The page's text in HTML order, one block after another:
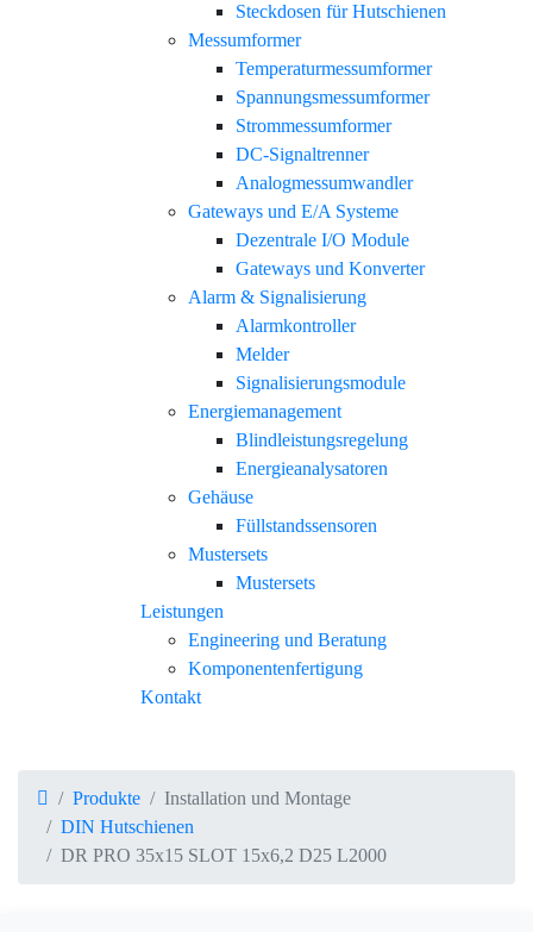
Steckdosen für Hutschienen
Messumformer
Temperaturmessumformer
Spannungsmessumformer
Strommessumformer
DC-Signaltrenner
Analogmessumwandler
Gateways und E/A Systeme
Dezentrale I/O Module
Gateways und Konverter
Alarm & Signalisierung
Alarmkontroller
Melder
Signalisierungsmodule
Energiemanagement
Blindleistungsregelung
Energieanalysatoren
Gehäuse
Füllstandssensoren
Mustersets
Mustersets
Leistungen
Engineering und Beratung
Komponentenfertigung
Kontakt
Produkte
Installation und Montage
DIN Hutschienen
DR PRO 35x15 SLOT 15x6,2 D25 L2000